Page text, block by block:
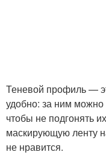
Теневой профиль —
удобно: за ним можно
чтобы не подгонять
маскирующую ленту
не нравится.